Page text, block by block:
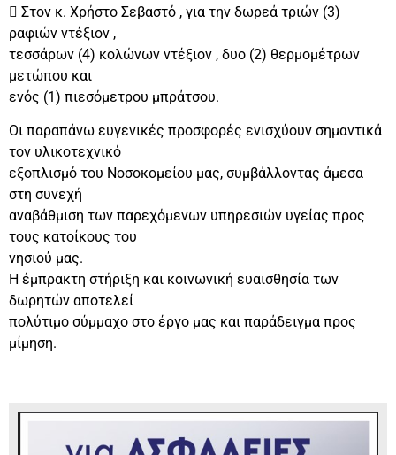
 Στον κ. Χρήστο Σεβαστό , για την δωρεά τριών (3)
ραφιών ντέξιον ,
τεσσάρων (4) κολώνων ντέξιον , δυο (2) θερμομέτρων
μετώπου και
ενός (1) πιεσόμετρου μπράτσου.
Οι παραπάνω ευγενικές προσφορές ενισχύουν σημαντικά
τον υλικοτεχνικό
εξοπλισμό του Νοσοκομείου μας, συμβάλλοντας άμεσα
στη συνεχή
αναβάθμιση των παρεχόμενων υπηρεσιών υγείας προς
τους κατοίκους του
νησιού μας.
Η έμπρακτη στήριξη και κοινωνική ευαισθησία των
δωρητών αποτελεί
πολύτιμο σύμμαχο στο έργο μας και παράδειγμα προς
μίμηση.